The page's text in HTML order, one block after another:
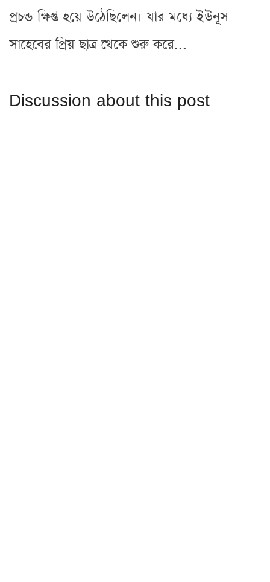
প্রচন্ড ক্ষিপ্ত হয়ে উঠেছিলেন। যার মধ্যে ইউনূস
সাহেবের প্রিয় ছাত্র থেকে শুরু করে...
Discussion about this post